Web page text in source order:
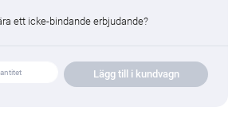
ett icke-bindande erbjudande?
Lägg till i kundvagn